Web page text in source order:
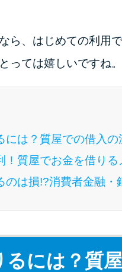
ら、はじめての利用
っては嬉しいですね。
には？質屋での借入の
！質屋でお金を借りる
のは損!?消費者金融
には？質